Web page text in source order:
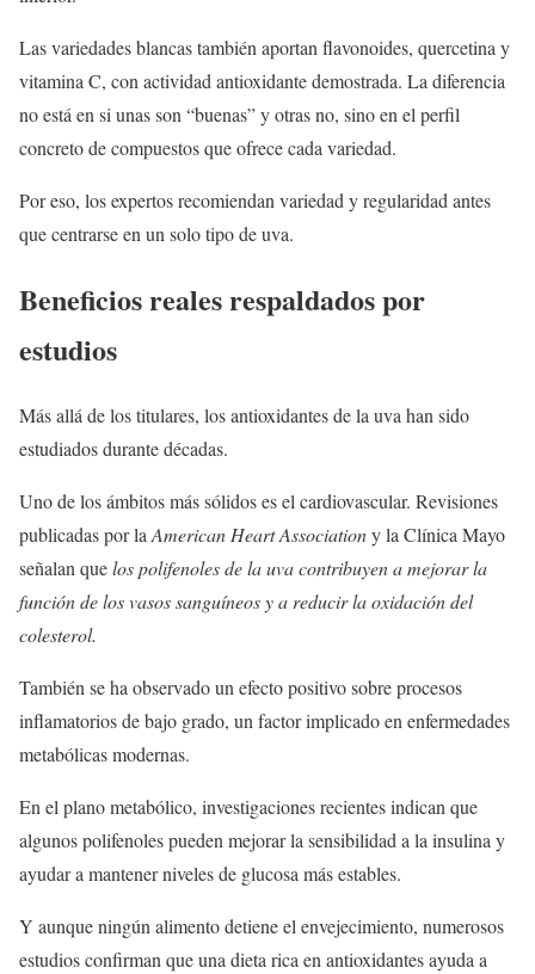
Las variedades blancas también aportan flavonoides, quercetina y
vitamina C, con actividad antioxidante demostrada. La diferencia
no está en si unas son “buenas” y otras no, sino en el perfil
concreto de compuestos que ofrece cada variedad.
Por eso, los expertos recomiendan variedad y regularidad antes
que centrarse en un solo tipo de uva.
Beneficios reales respaldados por
estudios
Más allá de los titulares, los antioxidantes de la uva han sido
estudiados durante décadas.
Uno de los ámbitos más sólidos es el cardiovascular. Revisiones
publicadas por la American Heart Associationy la Clínica Mayo
señalan quelos polifenoles de la uva contribuyen a mejorar la
función de los vasos sanguíneos y a reducir la oxidación del
colesterol.
También se ha observado un efecto positivo sobre procesos
inflamatorios de bajo grado, un factor implicado en enfermedades
metabólicas modernas.
En el plano metabólico, investigaciones recientes indican que
algunos polifenoles pueden mejorar la sensibilidad a la insulina y
ayudar a mantener niveles de glucosa más estables.
Y aunque ningún alimento detiene el envejecimiento, numerosos
estudios confirman que una dieta rica en antioxidantes ayuda a